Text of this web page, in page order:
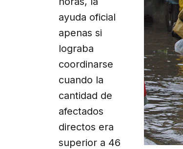
ayuda oficial
apenas si
lograba
coordinarse
cuando la
cantidad de
afectados
directos era
superior a 46